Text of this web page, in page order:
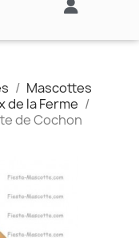
Mascottes
de la Ferme
de Cochon